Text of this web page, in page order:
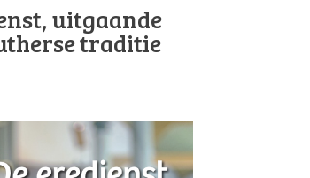
uitgaande
traditie